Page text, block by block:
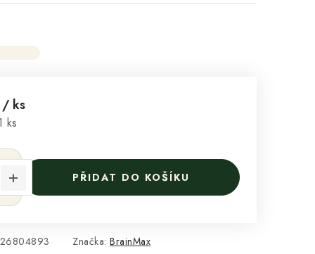
/ ks
ks
PŘIDAT DO KOŠÍKU
Značka: BrainMax